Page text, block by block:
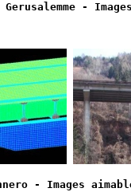
-
- Images